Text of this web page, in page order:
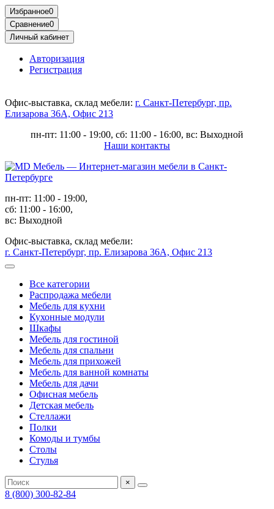
Избранное0
Сравнение0
Личный кабинет
Авторизация
Регистрация
Офис-выставка, склад мебели: г. Санкт-Петербург, пр.
Елизарова 36А, Офис 213
пн-пт: 11:00 - 19:00, сб: 11:00 - 16:00, вс: Выходной
Наши контакты
пн-пт: 11:00 - 19:00,
сб: 11:00 - 16:00,
вс: Выходной
Офис-выставка, склад мебели:
г. Санкт-Петербург, пр. Елизарова 36А, Офис 213
Все категории
Распродажа мебели
Мебель для кухни
Кухонные модули
Шкафы
Мебель для гостиной
Мебель для спальни
Мебель для прихожей
Мебель для ванной комнаты
Мебель для дачи
Офисная мебель
Детская мебель
Стеллажи
Полки
Комоды и тумбы
Столы
Стулья
×
8 (800) 300-82-84